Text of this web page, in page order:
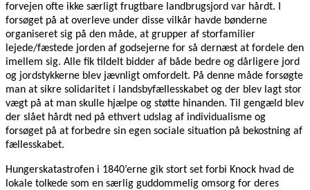
forvejen ofte ikke særligt frugtbare landbrugsjord var hårdt. I
forsøget på at overleve under disse vilkår havde bønderne
organiseret sig på den måde, at grupper af storfamilier
lejede/fæstede jorden af godsejerne for så dernæst at fordele den
imellem sig. Alle fik tildelt bidder af både bedre og dårligere jord
og jordstykkerne blev jævnligt omfordelt. På denne måde forsøgte
man at sikre solidaritet i landsbyfællesskabet og der blev lagt stor
vægt på at man skulle hjælpe og støtte hinanden. Til gengæld blev
der slået hårdt ned på ethvert udslag af individualisme og
forsøget på at forbedre sin egen sociale situation på bekostning af
fællesskabet.
Hungerskatastrofen i 1840’erne gik stort set forbi Knock hvad de
lokale tolkede som en særlig guddommelig omsorg for deres